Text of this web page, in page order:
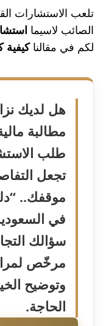
تلعب الاستشارات
الصائب لاسيما
لكم في مقالناكيفية
هل لديك
مطالبة
طلب
تجعل
موقفك..
في
سؤالك
مرخّص
وتوضيح
الحاجة.